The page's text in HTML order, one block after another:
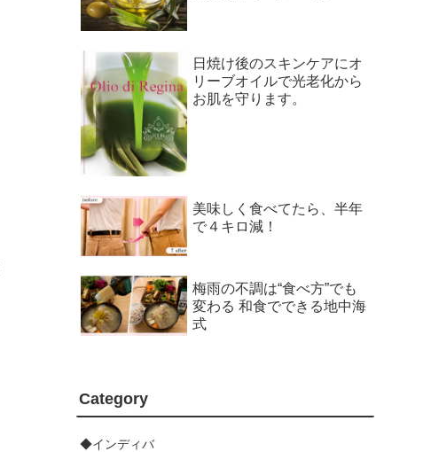
日焼け後のスキンケアにオ
リーブオイルで光老化から
お肌を守ります。
美味しく食べてたら、半年
で４キロ減！
梅雨の不調は“食べ方”でも
変わる 和食でできる地中海
式
Category
◆インディバ